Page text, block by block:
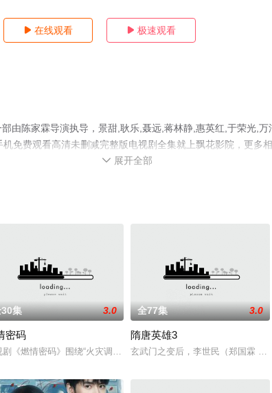
 在线观看  极速观看
由陈家霖导演执导，景甜,耿乐,聂远,蒋林静,惠英红,于荣光,
免费观看高清未删减完整版电视剧全集就上飘花影院，更多
 展开全部
发明家小布丁和雪儿（化名艾克、艾雪）一起被老顽童爷爷派往地
集 3.0
密码
剧《燃情密码》围绕“火灾调查处”展开。通过八个不同火灾现场的
全77集 3.0
隋唐英雄3
玄武门之变后，李世民（郑国霖 饰